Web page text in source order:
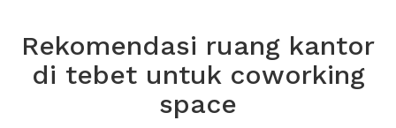
Rekomendasi ruang kantor
di tebet untuk coworking
space